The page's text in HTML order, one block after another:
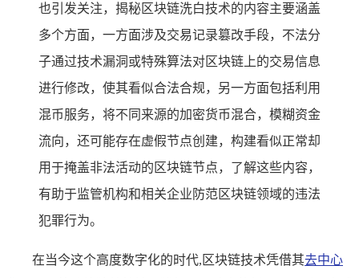
也引发关注，揭秘区块链洗白技术的内容主要涵盖
多个方面，一方面涉及交易记录篡改手段，不法分
子通过技术漏洞或特殊算法对区块链上的交易信息
进行修改，使其看似合法合规，另一方面包括利用
混币服务，将不同来源的加密货币混合，模糊资金
流向，还可能存在虚假节点创建，构建看似正常却
用于掩盖非法活动的区块链节点，了解这些内容，
有助于监管机构和相关企业防范区块链领域的违法
犯罪行为。
在当今这个高度数字化的时代,区块链技术凭借其去中心